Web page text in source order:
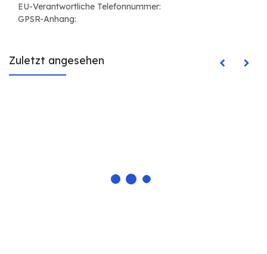
EU-Verantwortliche Telefonnummer:
GPSR-Anhang:
Zuletzt angesehen